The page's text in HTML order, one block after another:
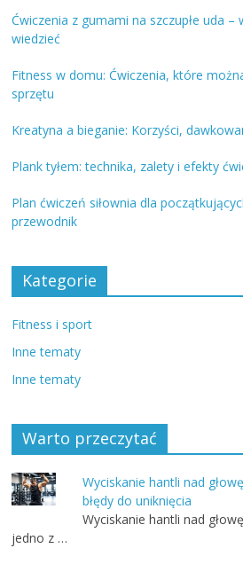
Ćwiczenia z gumami na szczupłe uda
wiedzieć
Fitness w domu: Ćwiczenia, które
sprzętu
Kreatyna a bieganie: Korzyści,
Plank tyłem: technika, zalety i efekty
Plan ćwiczeń siłownia dla
przewodnik
Kategorie
Fitness i sport
Inne tematy
Inne tematy
Warto przeczytać
Wyciskanie hantli nad
błędy do uniknięcia
Wyciskanie hantli nad
jedno z …